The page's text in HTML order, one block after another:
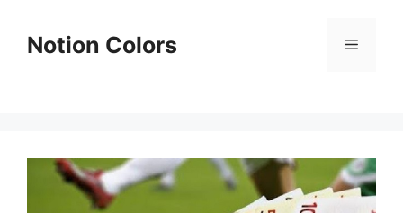
contentNotion Colors Menu